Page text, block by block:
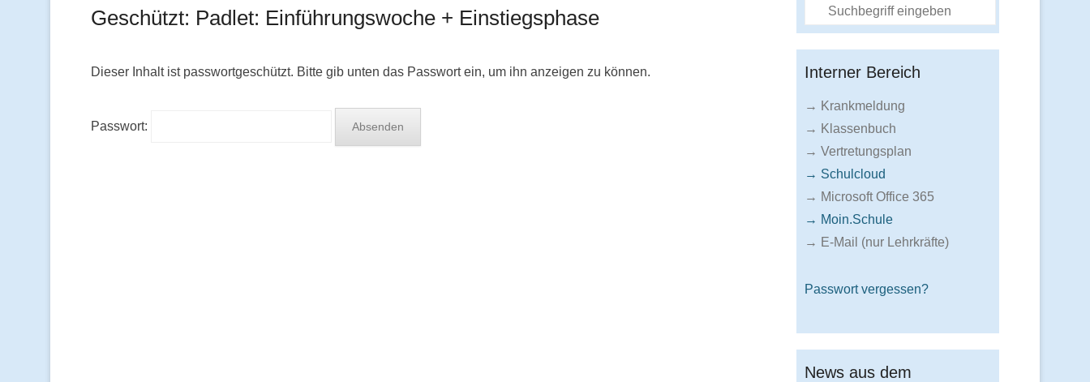
Geschützt: Padlet: Einführungswoche + Einstiegsphase
Dieser Inhalt ist passwortgeschützt. Bitte gib unten das Passwort ein, um ihn anzeigen zu können.
Passwort:
Suche
Interner Bereich
→ Krankmeldung
→ Klassenbuch
→ Vertretungsplan
→ Schulcloud
→ Microsoft Office 365
→ Moin.Schule
→ E-Mail (nur Lehrkräfte)
Passwort vergessen?
News aus dem